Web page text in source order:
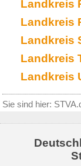
Landkreis
Landkreis
Landkreis
Landkreis
Landkreis
Sie sind hier: